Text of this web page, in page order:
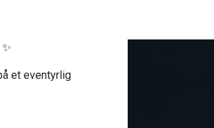
et eventyrlig